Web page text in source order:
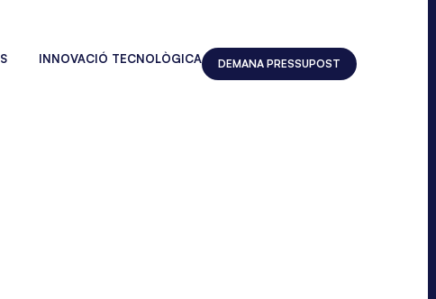
INNOVACIÓ TECNOLÒGICA DEMANA PRESSUPOST